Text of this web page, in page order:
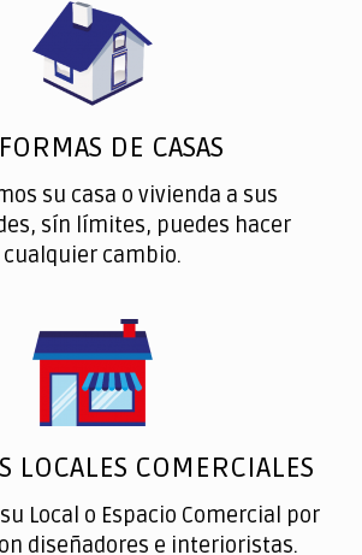
DE CASAS
su casa o vivienda a sus
sín límites, puedes hacer
cualquier cambio.
LOCALES COMERCIALES
Local o Espacio Comercial por
diseñadores e interioristas.